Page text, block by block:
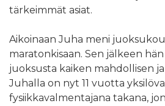
tärkeimmät asiat.
Aikoinaan Juha meni
maratonkisaan. Sen jälkeen
juoksusta kaiken mahdollisen
Juhalla on nyt 11 vuotta
fysiikkavalmentajana takana,